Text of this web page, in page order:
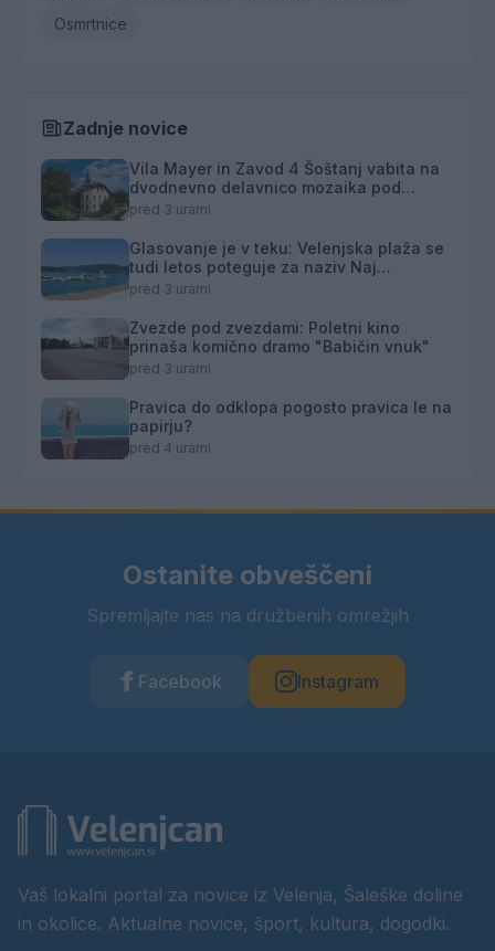
Osmrtnice
Zadnje novice
Vila Mayer in Zavod 4 Šoštanj vabita na
dvodnevno delavnico mozaika pod
mentorstvom Mojce Marije Černivšek
pred 3 urami
Glasovanje je v teku: Velenjska plaža se
tudi letos poteguje za naziv Naj
kopališče
pred 3 urami
Zvezde pod zvezdami: Poletni kino
prinaša komično dramo "Babičin vnuk"
pred 3 urami
Pravica do odklopa pogosto pravica le na
papirju?
pred 4 urami
Ostanite obveščeni
Spremljajte nas na družbenih omrežjih
Facebook Instagram
Vaš lokalni portal za novice iz Velenja, Šaleške doline
in okolice. Aktualne novice, šport, kultura, dogodki.